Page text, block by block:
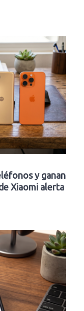
y ganan
Xiaomi alerta